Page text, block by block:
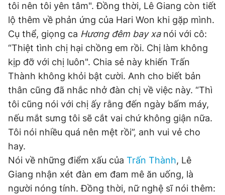
tôi nên tôi yên tâm". Đồng thời, Lê Giang còn tiết
lộ thêm về phản ứng của Hari Won khi gặp mình.
Cụ thể, giọng ca Hương đêm bay xanói với cô:
“Thiệt tình chị hại chồng em rồi. Chị làm không
kịp đỡ với chị luôn". Chia sẻ này khiến Trấn
Thành không khỏi bật cười. Anh cho biết bản
thân cũng đã nhắc nhở đàn chị về việc này. “Thì
tôi cũng nói với chị ấy rằng đến ngày bấm máy,
nếu mắt sưng tôi sẽ cắt vai chứ không giận nữa.
Tôi nói nhiều quá nên mệt rồi”, anh vui vẻ cho
hay.
Nói về những điểm xấu của Trấn Thành, Lê
Giang nhận xét đàn em đam mê ăn uống, là
người nóng tính. Đồng thời, nữ nghệ sĩ nói thêm: